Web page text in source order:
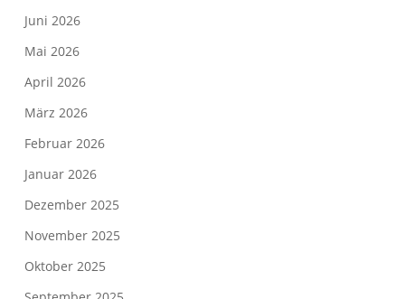
Juni 2026
Mai 2026
April 2026
März 2026
Februar 2026
Januar 2026
Dezember 2025
November 2025
Oktober 2025